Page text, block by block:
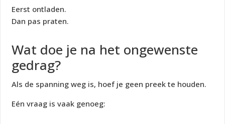
Eerst ontladen.
Dan pas praten.
Wat doe je na het ongewenste
gedrag?
Als de spanning weg is, hoef je geen preek te houden.
Eén vraag is vaak genoeg: